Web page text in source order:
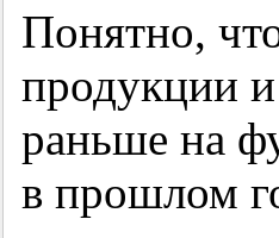
Понятно,
продукции и
раньше на
в прошлом